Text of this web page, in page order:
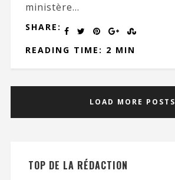
ministère...
SHARE:
READING TIME: 2 MIN
LOAD MORE POSTS
TOP DE LA RÉDACTION